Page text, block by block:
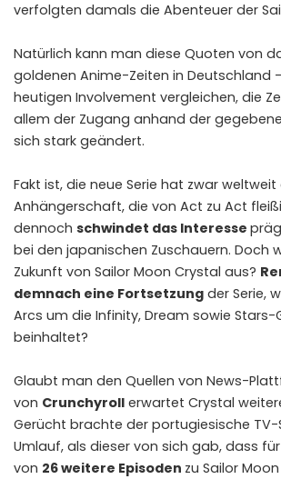
verfolgten damals die Abenteuer der
Natürlich kann man diese Quoten von
goldenen Anime-Zeiten in Deutschland
heutigen Involvement vergleichen, die
allem der Zugang anhand der
sich stark geändert.
Fakt ist, die neue Serie hat zwar weltweit
Anhängerschaft, die von Act zu Act
dennoch schwindet das Interesse
bei den japanischen Zuschauern. Doch
Zukunft von Sailor Moon Crystal aus?
demnach eine Fortsetzung der Serie,
Arcs um die Infinity, Dream sowie Stars-
beinhaltet?
Glaubt man den Quellen von News-
von Crunchyroll erwartet Crystal
Gerücht brachte der portugiesische TV-
Umlauf, als dieser von sich gab, dass für
von 26 weitere Episoden zu Sailor